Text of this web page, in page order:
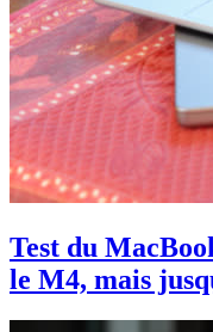
Test du
le M4, mais